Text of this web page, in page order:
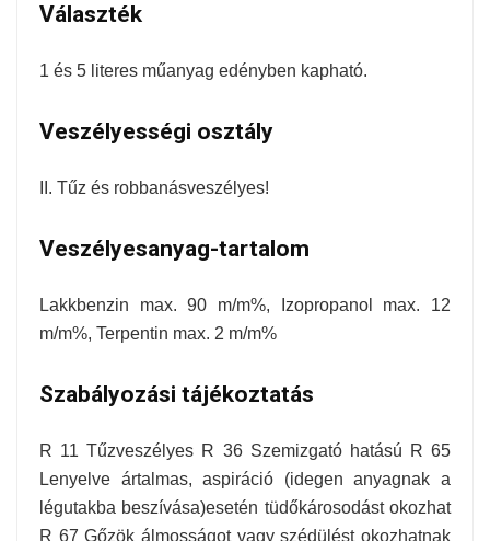
Választék
1 és 5 literes műanyag edényben kapható.
Veszélyességi osztály
II. Tűz és robbanásveszélyes!
Veszélyesanyag-tartalom
Lakkbenzin max. 90 m/m%, Izopropanol max. 12
m/m%, Terpentin max. 2 m/m%
Szabályozási tájékoztatás
R 11 Tűzveszélyes R 36 Szemizgató hatású R 65
Lenyelve ártalmas, aspiráció (idegen anyagnak a
légutakba beszívása)esetén tüdőkárosodást okozhat
R 67 Gőzök álmosságot vagy szédülést okozhatnak